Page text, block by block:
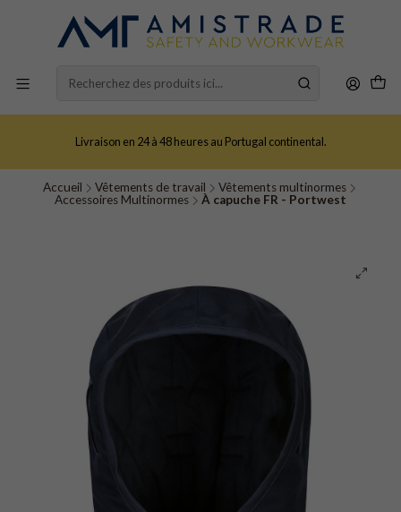
Livraison en 24 à 48 heures au Portugal continental.
Accueil Vêtements de travail
Vêtements multinormes
Accessoires Multinormes
À capuche FR - Portwest